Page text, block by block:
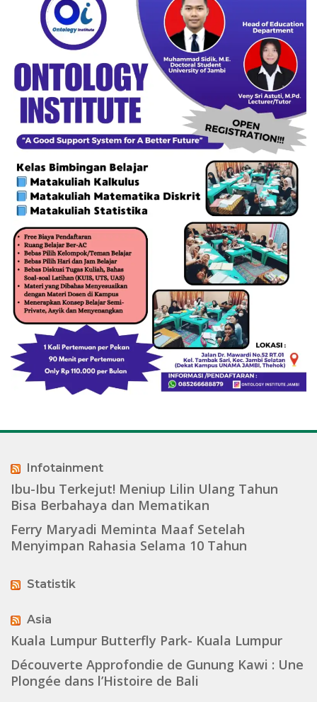
Infotainment
Ibu-Ibu Terkejut! Meniup Lilin Ulang Tahun
Bisa Berbahaya dan Mematikan
Ferry Maryadi Meminta Maaf Setelah
Menyimpan Rahasia Selama 10 Tahun
Statistik
Asia
Kuala Lumpur Butterfly Park- Kuala Lumpur
Découverte Approfondie de Gunung Kawi : Une
Plongée dans l’Histoire de Bali